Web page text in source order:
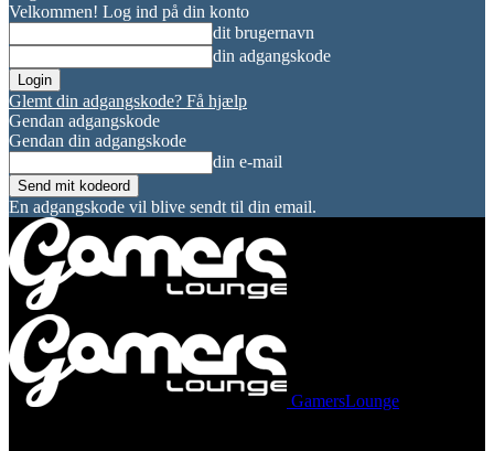
Velkommen! Log ind på din konto
dit brugernavn
din adgangskode
Glemt din adgangskode? Få hjælp
Gendan adgangskode
Gendan din adgangskode
din e-mail
En adgangskode vil blive sendt til din email.
GamersLounge